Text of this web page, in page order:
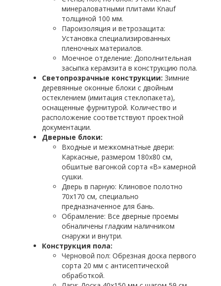
минераловатными плитами Knauf
толщиной 100 мм.
Пароизоляция и ветрозащита:
Установка специализированных
пленочных материалов.
Моечное отделение: Дополнительная
засыпка керамзита в конструкцию пола.
Светопрозрачные конструкции: Зимние
деревянные оконные блоки с двойным
остеклением (имитация стеклопакета),
оснащенные фурнитурой. Количество и
расположение соответствуют проектной
документации.
Дверные блоки:
Входные и межкомнатные двери:
Каркасные, размером 180х80 см,
обшитые вагонкой сорта «В» камерной
сушки.
Дверь в парную: Клиновое полотно
70х170 см, специально
предназначенное для бань.
Обрамление: Все дверные проемы
обналичены гладким наличником
снаружи и внутри.
Конструкция пола:
Черновой пол: Обрезная доска первого
сорта 20 мм с антисептической
обработкой.